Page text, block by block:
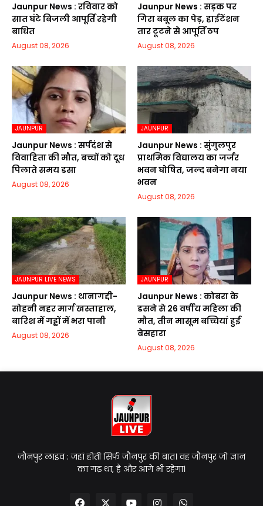
Jaunpur News : रविवार को
सात घंटे बिजली आपूर्ति रहेगी
बाधित
August 08, 2026
Jaunpur News : सड़क पर
गिरा बबूल का पेड़, हाईटेंशन
तार टूटने से आपूर्ति ठप
August 08, 2026
JAUNPUR
Jaunpur News : सर्पदंश से
विवाहिता की मौत, बच्चों को दूध
पिलाते समय डसा
August 08, 2026
JAUNPUR
Jaunpur News : सुंगुलपुर
प्राथमिक विद्यालय का जर्जर
भवन घोषित, जल्द बनेगा नया
भवन
August 08, 2026
JAUNPUR LIVE NEWS
Jaunpur News : थानागद्दी-
सोहनी नहर मार्ग खस्ताहाल,
बारिश में गड्ढों में भरा पानी
August 08, 2026
JAUNPUR
Jaunpur News : कोबरा के
डसने से 26 वर्षीय महिला की
मौत, तीन मासूम बच्चियां हुईं
बेसहारा
August 08, 2026
जौनपुर लाइव : जहां होती सिर्फ जौनपुर की बात। वह जौनपुर जो ज्ञान
का गढ़ था, है और आगे भी रहेगा।